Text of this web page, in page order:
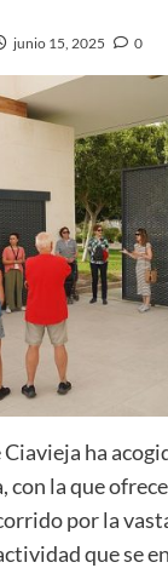
junio 15, 2025 0
ha
con la que
por la
que se